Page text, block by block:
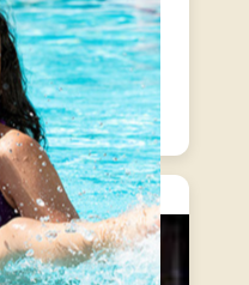
Kutyamentes
régi vadnyugati
be…